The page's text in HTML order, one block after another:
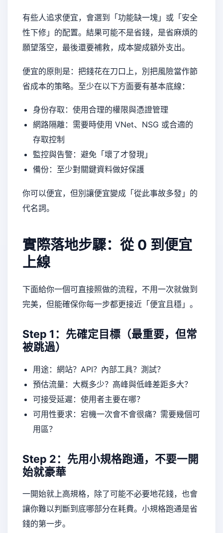
有些人追求便宜，會選到「功能缺一塊」或「安全
性下修」的配置。結果可能不是省錢，是省麻煩的
願望落空，最後還要補救，成本變成額外支出。
便宜的原則是：把錢花在刀口上，別把風險當作節
省成本的策略。至少在以下方面要有基本底線：
身份存取：使用合理的權限與憑證管理
網路隔離：需要時使用 VNet、NSG 或合適的
存取控制
監控與告警：避免「壞了才發現」
備份：至少對關鍵資料做好保護
你可以便宜，但別讓便宜變成「從此事故多發」的
代名詞。
實際落地步驟：從 0 到便宜
上線
下面給你一個可直接照做的流程，不用一次就做到
完美，但能確保你每一步都更接近「便宜且穩」。
Step 1：先確定目標（最重要，但常
被跳過）
用途：網站？API？內部工具？測試？
預估流量：大概多少？高峰與低峰差距多大？
可接受延遲：使用者主要在哪？
可用性要求：宕機一次會不會很痛？需要幾個可
用區？
Step 2：先用小規格跑通，不要一開
始就豪華
一開始就上高規格，除了可能不必要地花錢，也會
讓你難以判斷到底哪部分在耗費。小規格跑通是省
錢的第一步。